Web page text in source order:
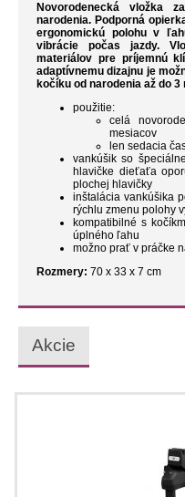
Novorodenecká vložka
narodenia. Podporná
ergonomickú polohu v
vibrácie počas jazdy.
materiálov pre príjemnú
adaptívnemu dizajnu je
kočíku od narodenia až do 3
použitie:
celá
mesiacov
len sedacia
vankúšik so
hlavičke dieťaťa
plochej hlavičky
inštalácia vankúšika
rýchlu zmenu polohy
kompatibilné s
úplného ľahu
možno prať v práčke
Rozmery: 70 x 33 x 7 cm
Akcie